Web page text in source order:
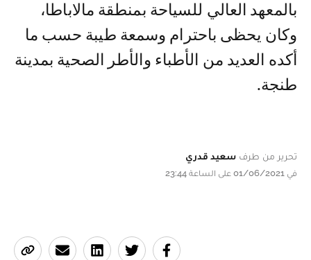
بالمعهد العالي للسياحة بمنطقة مالاباطا،
وكان يحظى باحترام وسمعة طيبة حسب ما
أكده العديد من الأطباء والأطر الصحية بمدينة
طنجة.
تحرير من طرف سعيد قدري
في 01/06/2021 على الساعة 23:44